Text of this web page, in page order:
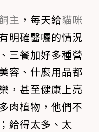
主 ，每天給貓咪
明確醫囑的情況
三餐加好多種營
容、什麼用品都
，甚至健康上亮
肉植物，他們不
給得太多、太